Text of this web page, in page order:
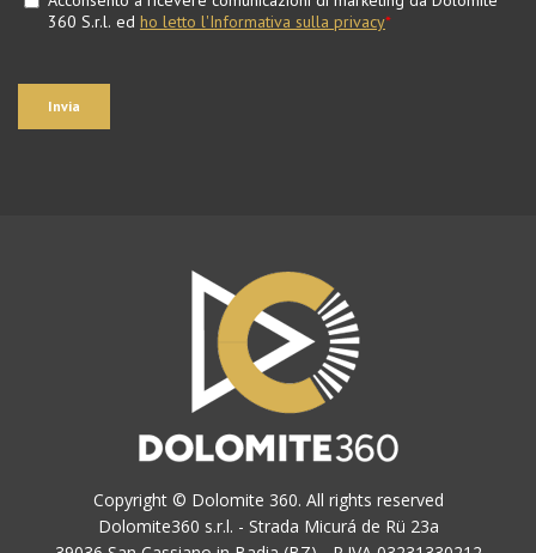
Copyright © Dolomite 360. All rights reserved
Dolomite360 s.r.l. - Strada Micurá de Rü 23a